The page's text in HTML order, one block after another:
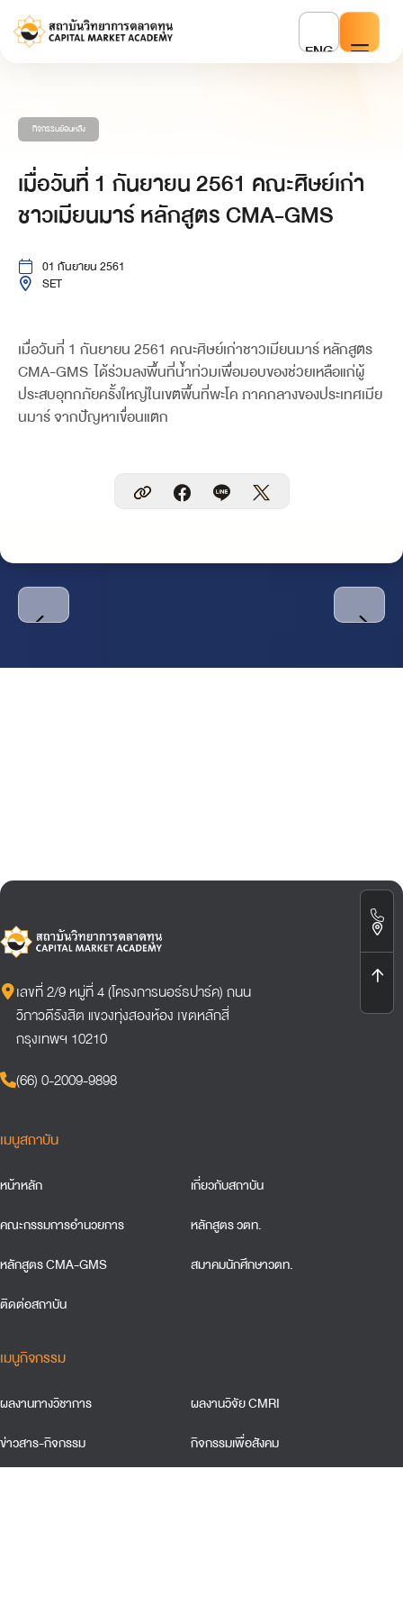
ENG
กิจกรรมย้อนหลัง
เมื่อวันที่ 1 กันยายน 2561 คณะศิษย์เก่า
ชาวเมียนมาร์ หลักสูตร CMA-GMS
01 กันยายน 2561
SET
เมื่อวันที่ 1 กันยายน 2561 คณะศิษย์เก่าชาวเมียนมาร์ หลักสูตร
CMA-GMS ได้ร่วมลงพื้นที่น้ำท่วมเพื่อมอบของช่วยเหลือแก่ผู้
ประสบอุทกภัยครั้งใหญ่ในเขตพื้นที่พะโค ภาคกลางของประเทศเมีย
นมาร์ จากปัญหาเขื่อนแตก
เลขที่ 2/9 หมู่ที่ 4 (โครงการนอร์ธปาร์ค) ถนน
วิภาวดีรังสิต แขวงทุ่งสองห้อง เขตหลักสี่
กรุงเทพฯ 10210
(66) 0-2009-9898
เมนูสถาบัน
หน้าหลัก
เกี่ยวกับสถาบัน
คณะกรรมการอำนวยการ
หลักสูตร วตท.
หลักสูตร CMA-GMS
สมาคมนักศึกษาวตท.
ติดต่อสถาบัน
เมนูกิจกรรม
ผลงานทางวิชาการ
ผลงานวิจัย CMRI
ข่าวสาร-กิจกรรม
กิจกรรมเพื่อสังคม